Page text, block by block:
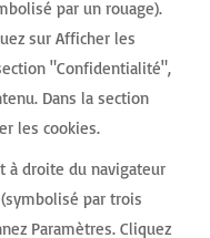
par un rouage).
sur Afficher les
"Confidentialité",
Dans la section
les cookies.
à droite du navigateur
par trois
Paramètres. Cliquez